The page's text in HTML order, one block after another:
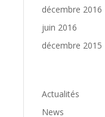
décembre 2016
juin 2016
décembre 2015
Actualités
News